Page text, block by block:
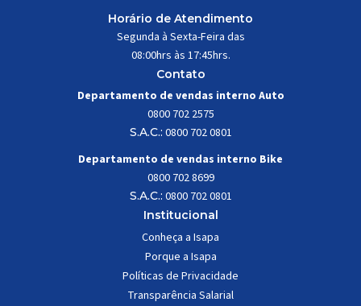
Horário de Atendimento
Segunda à Sexta-Feira das
08:00hrs às 17:45hrs.
Contato
Departamento de vendas interno Auto
0800 702 2575
S.A.C.: 0800 702 0801
Departamento de vendas interno Bike
0800 702 8699
S.A.C.: 0800 702 0801
Institucional
Conheça a Isapa
Porque a Isapa
Políticas de Privacidade
Transparência Salarial